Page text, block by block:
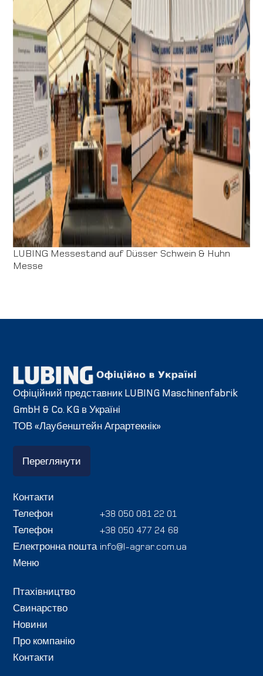
LUBING Messestand auf Düsser Schwein & Huhn
Messe
Офіційний представник LUBING Maschinenfabrik
GmbH & Co. KG в Україні
ТОВ «Лаубенштейн Аграртекнік»
Переглянути
Контакти
Телефон
+38 050 081 22 01
Телефон
+38 050 477 24 68
Електронна пошта info@l-agrar.com.ua
Меню
Птахівництво
Свинарство
Новини
Про компанію
Контакти